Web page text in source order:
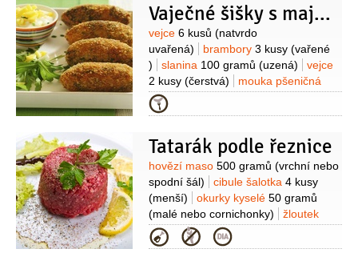
Vaječné šišky s majonézou
Suroviny
vejce 6 kusů (natvrdo
uvařená)
brambory 3 kusy (vařené
)
slanina 100 gramů (uzená)
vejce
2 kusy (čerstvá)
mouka pšeničná
polohrubá
1/2decilitru
pažitka
1 lžička (mletý) Na obalení: mouka
pšeničná hladká
strouhanka
Na majonézu:
vejce 2 kusy
(natvrdo
uvařená)
majonéza
180 gramů
okurky kyselé2 kusy
nálevu, nastrouhaná
najemno)
hořčice
Kategorie
Tatarák podle řeznice
Suroviny
hovězí maso 500 gramů (vrchní nebo
spodní šál)
cibule šalotka 4 kusy
(menší)
okurky kyselé 50 gramů
(malé nebo cornichonky)
žloutek
4 kusy
sýr Parmezán
30 gramů
hořčice dijonská
Kategorie